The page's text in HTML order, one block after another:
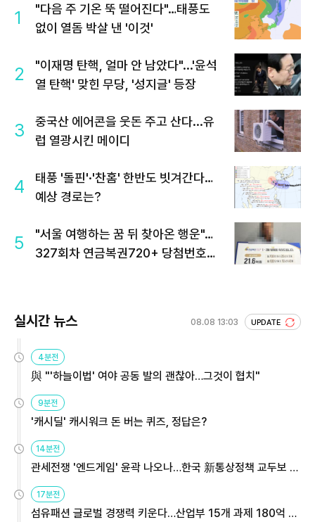
1
"다음 주 기온 뚝 떨어진다"…태풍도
없이 열돔 박살 낸 '이것'
2
"이재명 탄핵, 얼마 안 남았다"...'윤석
열 탄핵' 맞힌 무당, '성지글' 등장
3
중국산 에어콘을 웃돈 주고 산다...유
럽 열광시킨 메이디
4
태풍 '돌핀'·'찬홈' 한반도 빗겨간다…
예상 경로는?
5
"서울 여행하는 꿈 뒤 찾아온 행운"…
327회차 연금복권720+ 당첨번호조
실시간 뉴스 08.08 13:03 UPDATE
4분전
與 "'하늘이법' 여야 공동 발의 괜찮아…그것이 협치"
9분전
'캐시딜' 캐시워크 돈 버는 퀴즈, 정답은?
14분전
관세전쟁 '엔드게임' 윤곽 나오나…한국 新통상정책 교두보 활
용해야
17분전
섬유패션 글로벌 경쟁력 키운다…산업부 15개 과제 180억 지